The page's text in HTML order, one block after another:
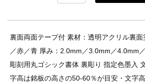
裏面両面テープ付 素材：透明アクリル裏
／赤／青 厚み：2.0mm／3.0mm／4.0mm
彫刻用丸ゴシック書体 裏彫り 指定色墨入
字高は銘板の高さの50-60％が目安・文字